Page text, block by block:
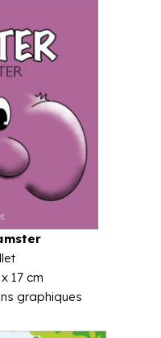
17 cm
graphiques